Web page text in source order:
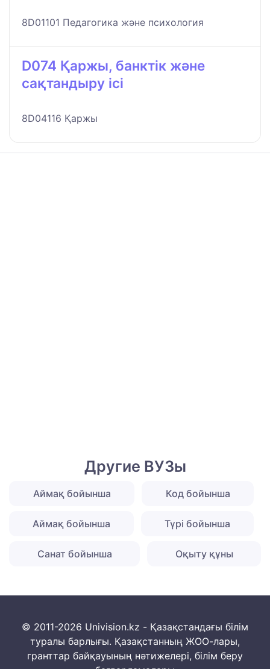
8D01101 Педагогика және психология
D074 Қаржы, банктік және
сақтандыру ісі
8D04116 Қаржы
Другие ВУЗы
Аймақ бойынша Код бойынша
Аймақ бойынша Түрі бойынша
Санат бойынша Оқыту құны
© 2011-2026 Univision.kz - Қазақстандағы білім
туралы барлығы. Қазақстанның ЖОО-лары,
гранттар байқауының нәтижелері, білім беру